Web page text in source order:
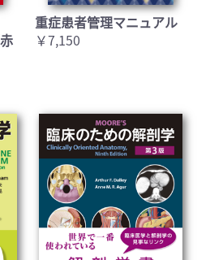
重症患者管理マニュアル
￥7,150